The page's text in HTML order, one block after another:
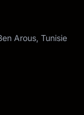
Arous, Tunisie